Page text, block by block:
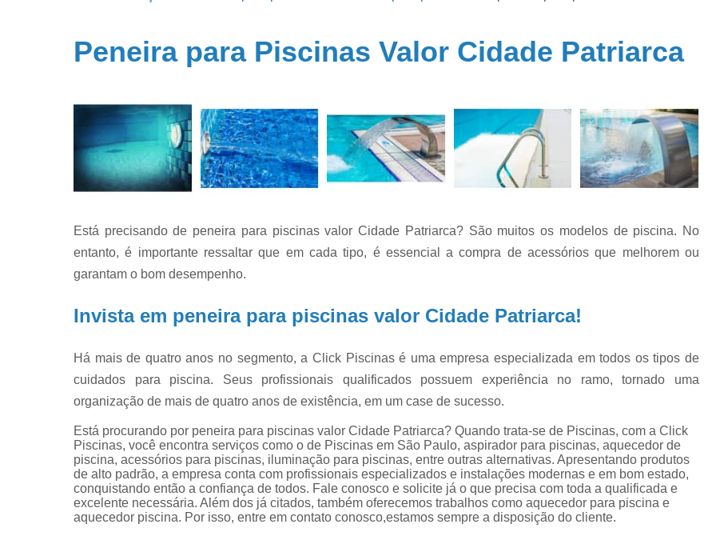
Filtros para
piscinas
Iluminação de
piscina
Limpeza de
piscinas
manutenção
de piscinas
Manutenção
Manutenção
para piscinas
Produtos para
Produtos para
piscinas
Reparo de
filtros de
piscina
Aquecedor Piscina Fibra
Aquecedor
Cloro para Piscina 9000 Litros
Cloro para
Cloro para Piscina Fechada
Cloro para
Cloro 3 em 1 para Piscina
Cloro
Cloro Líquido para Piscina
Cloro para
Cloro
Conserto
Conserto Bomba de Piscina
Conserto
Conserto de Pressurizador de água
Aquecedor para Piscinas
Bombas
Equipamento para Aquecer Piscina
Equipamentos para Aspirar Piscina
Equipamentos para Piscina
Equipamentos para Piscina de
Peneira para Piscinas Valor Cidade Patriarca
Está precisando de peneira para piscinas valor Cidade Patriarca? São muitos os modelos de piscina. No
entanto, é importante ressaltar que em cada tipo, é essencial a compra de acessórios que melhorem ou
garantam o bom desempenho.
Invista em peneira para piscinas valor Cidade Patriarca!
Há mais de quatro anos no segmento, a Click Piscinas é uma empresa especializada em todos os tipos de
cuidados para piscina. Seus profissionais qualificados possuem experiência no ramo, tornado uma
organização de mais de quatro anos de existência, em um case de sucesso.
Está procurando por peneira para piscinas valor Cidade Patriarca? Quando trata-se de Piscinas, com a Click
Piscinas, você encontra serviços como o de Piscinas em São Paulo, aspirador para piscinas, aquecedor de
piscina, acessórios para piscinas, iluminação para piscinas, entre outras alternativas. Apresentando produtos
de alto padrão, a empresa conta com profissionais especializados e instalações modernas e em bom estado,
conquistando então a confiança de todos. Fale conosco e solicite já o que precisa com toda a qualificada e
excelente necessária. Além dos já citados, também oferecemos trabalhos como aquecedor para piscina e
aquecedor piscina. Por isso, entre em contato conosco,estamos sempre a disposição do cliente.